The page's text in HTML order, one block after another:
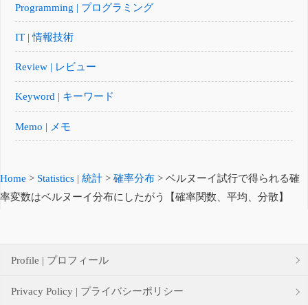
Programming | プログラミング
IT | 情報技術
Review | レビュー
Keyword | キーワード
Memo | メモ
Home > Statistics | 統計 > 確率分布 > ベルヌーイ試行で得られる確
率変数はベルヌーイ分布にしたがう【確率関数、平均、分散】
Profile | プロフィール
Privacy Policy | プライバシーポリシー